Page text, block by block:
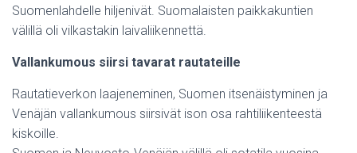
Suomenlahdelle hiljenivät. Suomalaisten paikkakuntien
välillä oli vilkastakin laivaliikennettä.
Vallankumous siirsi tavarat rautateille
Rautatieverkon laajeneminen, Suomen itsenäistyminen ja
Venäjän vallankumous siirsivät ison osa rahtiliikenteestä
kiskoille.